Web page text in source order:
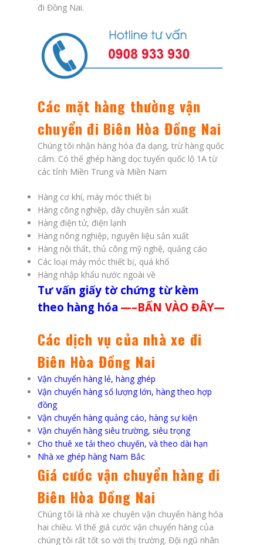
đi Đồng Nai.
Các mặt hàng thường vận
chuyển đi Biên Hòa Đồng Nai
Chúng tôi nhận hàng hóa đa dạng, trừ hàng quốc
cấm. Có thể ghép hàng dọc tuyến quốc lộ 1A từ
các tỉnh Miền Trung và Miền Nam
Hàng cơ khí, máy móc thiết bị
Hàng công nghiệp, dây chuyền sản xuất
Hàng điện tử, điện lạnh
Hàng nông nghiệp, nguyên liệu sản xuất
Hàng nội thất, thủ công mỹ nghệ, quảng cáo
Các loại máy móc thiết bị, quá khổ
Hàng nhập khẩu nước ngoài về
Tư vấn giấy tờ chứng từ kèm
theo hàng hóa —–BẤN VÀO ĐÂY—
Các dịch vụ của nhà xe đi
Biên Hòa Đồng Nai
Vận chuyển hàng lẻ, hàng ghép
Vận chuyển hàng số lượng lớn, hàng theo hợp
đồng
Vận chuyển hàng quảng cáo, hàng sự kiện
Vận chuyển hàng siêu trường, siêu trọng
Cho thuê xe tải theo chuyến, và theo dài hạn
Nhà xe ghép hàng Nam Bắc
Giá cước vận chuyển hàng đi
Biên Hòa Đồng Nai
Chúng tôi là nhà xe chuyên vận chuyển hàng hóa
hai chiều. Vì thế giá cước vận chuyển hàng của
chúng tôi rất tốt so với thị trường. Đội ngũ nhân